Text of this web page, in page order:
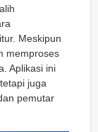
Meskipun
memproses
Aplikasi ini
juga
pemutar